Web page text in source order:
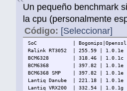
Un pequeño benchmark
la cpu (personalmente
Código: [Seleccionar]
SoC | Bogomips|Openssl|
Ralink RT3052 | 255.59 | 1.0.1e
BCM6328 | 318.46 | 1.0.1c |
BCM6368 | 397.82 | 1.0.1e |
BCM6368 SMP | 397.82 | 1.0.1e
Lantiq Danube | 221.18 | 1.0.1e
Lantiq VRX200 | 332.54 | 1.0.1g